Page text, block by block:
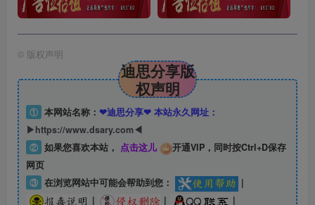
© 版权声明
迪思分享版
权声明
① 本网站名称： ❤迪思分享❤ 本站永久网址：
▶https://www.dsary.com◀
② 如果您喜欢本站， 点击这儿
开通VIP，同时按Ctrl+D保存
网页
③ 在浏览网站中可能会帮助到您：
|
|
| |